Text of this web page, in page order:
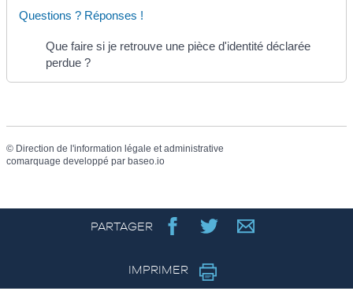
Questions ? Réponses !
Que faire si je retrouve une pièce d'identité déclarée
perdue ?
© Direction de l'information légale et administrative
comarquage developpé par baseo.io
PARTAGER
IMPRIMER